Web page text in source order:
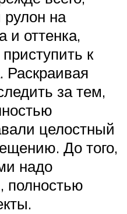
на
и оттенка,
к
Раскраивая
за тем,
целостный
До того,
надо
полностью